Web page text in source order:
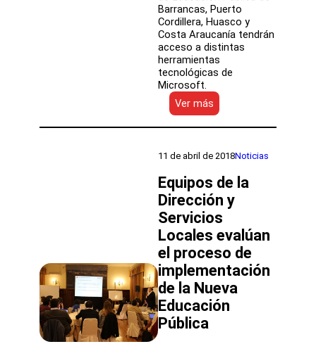
Barrancas, Puerto
Cordillera, Huasco y
Costa Araucanía tendrán
acceso a distintas
herramientas
tecnológicas de
Microsoft.
Ver más
Nueva
Educación
y
firman
convenio
para
fortalecer
los
aprendizajes
y
la
innovación
11 de abril de 2018Noticias
Equipos de la
Dirección y
Servicios
Locales evalúan
el proceso de
implementación
de la Nueva
Educación
Pública